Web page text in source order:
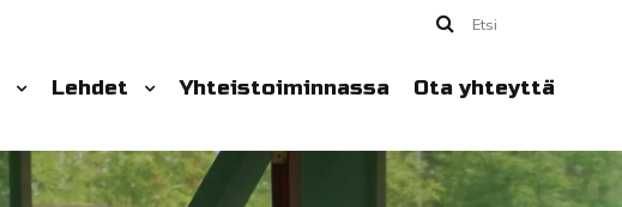
Etsi
Lehdet Yhteistoiminnassa Ota yhteyttä